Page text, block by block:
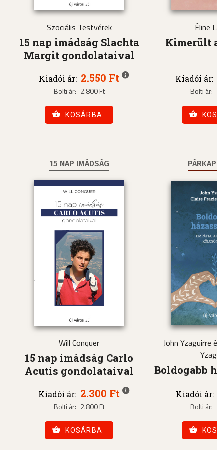
Szociális Testvérek
15 nap imádság Slachta
Margit gondolataival
Kiadói ár: 2.550 Ft
Bolti ár: 2.800 Ft
KOSÁRBA
Éline
Kimerült
Kiadói ár:
Bolti ár:
15 NAP IMÁDSÁG
Will Conquer
15 nap imádság Carlo
Acutis gondolataival
Kiadói ár: 2.300 Ft
Bolti ár: 2.800 Ft
KOSÁRBA
John Yzaguirre
Boldogabb
Kiadói ár:
Bolti ár: